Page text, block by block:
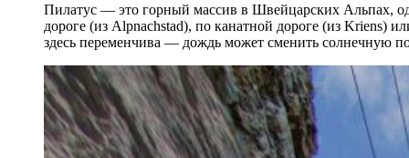
Пилатус — это горный массив в Швейцарских Альпах,
дороге (из Alpnachstad), по канатной дороге (из Kriens)
здесь переменчива — дождь может сменить солнечную